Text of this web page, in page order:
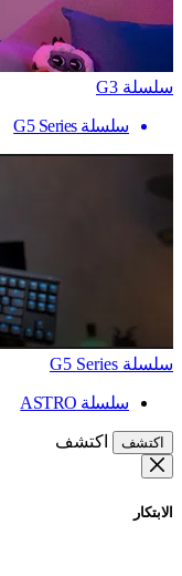
سلسلة G3
سلسلة G5 Series
سلسلة G5 Series
سلسلة ASTRO
اكتشف اكتشف
الابتكار